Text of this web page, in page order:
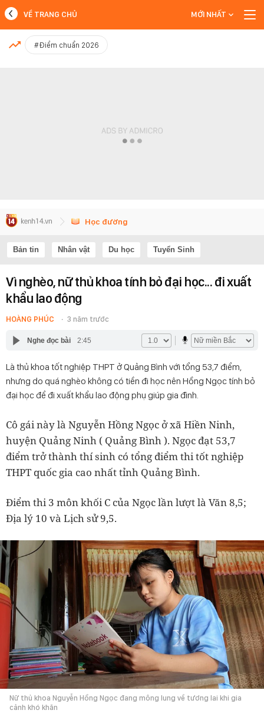
MỚI NHẤT
VỀ TRANG CHỦ MỚI NHẤT
#Điểm chuẩn 2026
Học đường
Bản tin Nhân vật Du học Tuyển Sinh
Vì nghèo, nữ thủ khoa tính bỏ đại học... đi xuất
khẩu lao động
HOÀNG PHÚC 3 năm trước
Nghe đọc bài 2:45
Là thủ khoa tốt nghiệp THPT ở Quảng Bình với tổng 53,7 điểm,
nhưng do quá nghèo không có tiền đi học nên Hồng Ngọc tính bỏ
đại học để đi xuất khẩu lao động phụ giúp gia đình.
Cô gái này là Nguyễn Hồng Ngọc ở xã Hiền Ninh,
huyện Quảng Ninh ( Quảng Bình ). Ngọc đạt 53,7
điểm trở thành thí sinh có tổng điểm thi tốt nghiệp
THPT quốc gia cao nhất tỉnh Quảng Bình.
Điểm thi 3 môn khối C của Ngọc lần lượt là Văn 8,5;
Địa lý 10 và Lịch sử 9,5.
Nữ thủ khoa Nguyễn Hồng Ngọc đang mông lung về tương lai khi gia
cảnh khó khăn